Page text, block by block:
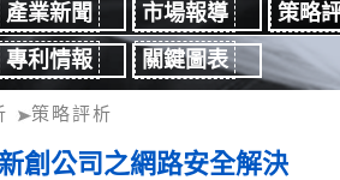
產業新聞 市場報導
策略
專利情報
關鍵圖表
策略評析
創公司之網路安全解決